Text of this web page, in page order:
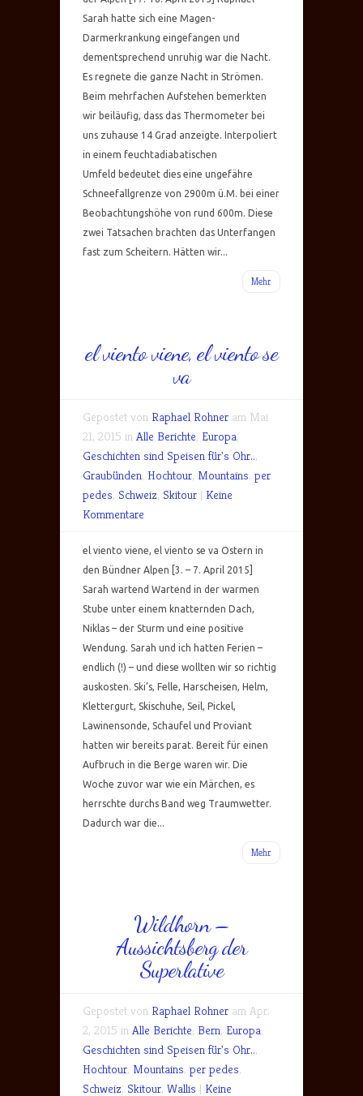
Sarah hatte sich eine Magen-
Darmerkrankung eingefangen und
dementsprechend unruhig war die Nacht.
Es regnete die ganze Nacht in Strömen.
Beim mehrfachen Aufstehen bemerkten
wir beiläufig, dass das Thermometer bei
uns zuhause 14 Grad anzeigte. Interpoliert
in einem feuchtadiabatischen
Umfeld bedeutet dies eine ungefähre
Schneefallgrenze von 2900m ü.M. bei einer
Beobachtungshöhe von rund 600m. Diese
zwei Tatsachen brachten das Unterfangen
fast zum Scheitern. Hätten wir...
Mehr
el viento viene, el viento se
va
Gepostet von Raphael Rohner am Mai
21, 2015 in Alle Berichte, Europa,
Geschichten sind Speisen für's Ohr..,
Graubünden, Hochtour, Mountains, per
pedes, Schweiz, Skitour | Keine
Kommentare
el viento viene, el viento se va Ostern in
den Bündner Alpen [3. – 7. April 2015]
Sarah wartend Wartend in der warmen
Stube unter einem knatternden Dach,
Niklas – der Sturm und eine positive
Wendung. Sarah und ich hatten Ferien –
endlich (!) – und diese wollten wir so richtig
auskosten. Ski’s, Felle, Harscheisen, Helm,
Klettergurt, Skischuhe, Seil, Pickel,
Lawinensonde, Schaufel und Proviant
hatten wir bereits parat. Bereit für einen
Aufbruch in die Berge waren wir. Die
Woche zuvor war wie ein Märchen, es
herrschte durchs Band weg Traumwetter.
Dadurch war die...
Mehr
Wildhorn –
Aussichtsberg der
Superlative
Gepostet von Raphael Rohner am Apr.
2, 2015 in Alle Berichte, Bern, Europa,
Geschichten sind Speisen für's Ohr..,
Hochtour, Mountains, per pedes,
Schweiz, Skitour, Wallis | Keine